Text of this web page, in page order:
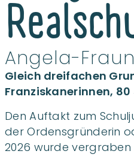
Angela-
Gleich dreifachen
Franziskanerinnen,
Den Auftakt zum
der Ordensgründerin
2026 wurde